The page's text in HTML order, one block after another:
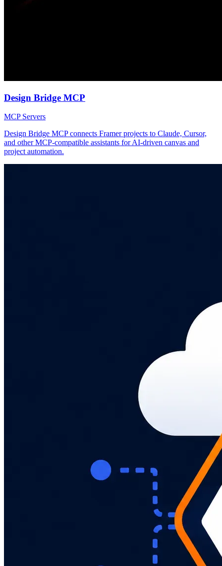
Design Bridge MCP
MCP Servers
Design Bridge MCP connects Framer projects to Claude, Cursor,
and other MCP-compatible assistants for AI-driven canvas and
project automation.